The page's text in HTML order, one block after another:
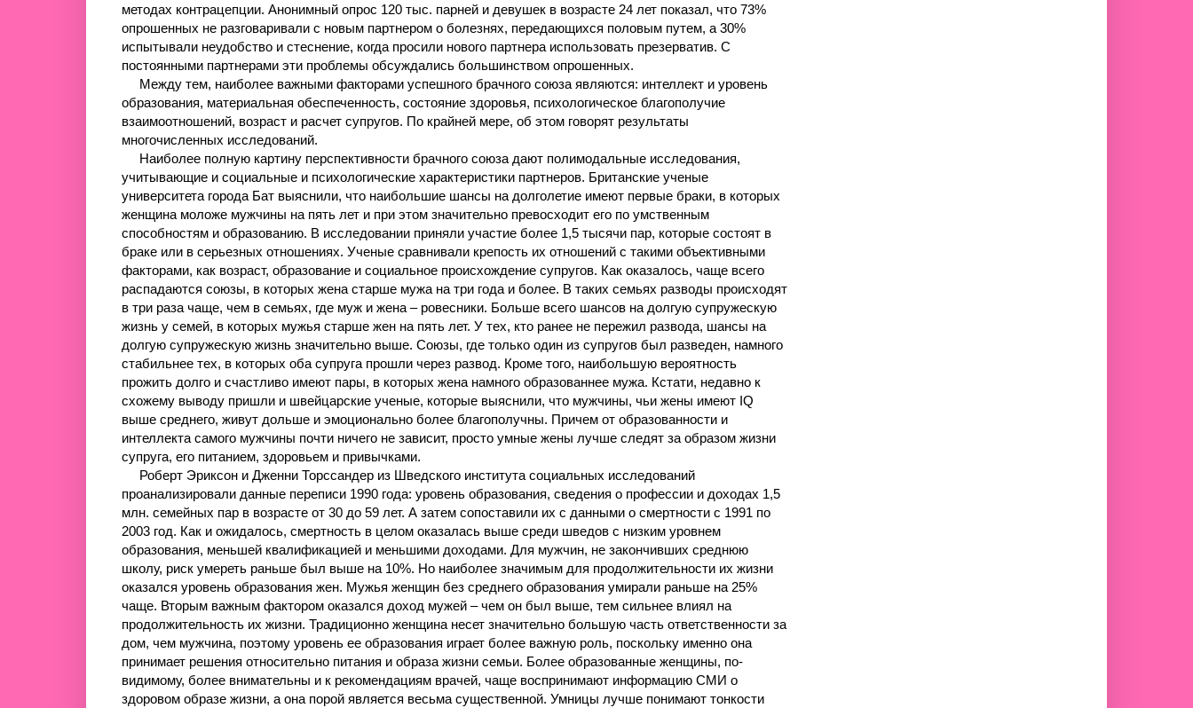
методах контрацепции. Анонимный опрос 120 тыс. парней и девушек в возрасте 24 лет показал, что 73%
опрошенных не разговаривали с новым партнером о болезнях, передающихся половым путем, а 30%
испытывали неудобство и стеснение, когда просили нового партнера использовать презерватив. С
постоянными партнерами эти проблемы обсуждались большинством опрошенных.
Между тем, наиболее важными факторами успешного брачного союза являются: интеллект и уровень
образования, материальная обеспеченность, состояние здоровья, психологическое благополучие
взаимоотношений, возраст и расчет супругов. По крайней мере, об этом говорят результаты
многочисленных исследований.
Наиболее полную картину перспективности брачного союза дают полимодальные исследования,
учитывающие и социальные и психологические характеристики партнеров. Британские ученые
университета города Бат выяснили, что наибольшие шансы на долголетие имеют первые браки, в которых
женщина моложе мужчины на пять лет и при этом значительно превосходит его по умственным
способностям и образованию. В исследовании приняли участие более 1,5 тысячи пар, которые состоят в
браке или в серьезных отношениях. Ученые сравнивали крепость их отношений с такими объективными
факторами, как возраст, образование и социальное происхождение супругов. Как оказалось, чаще всего
распадаются союзы, в которых жена старше мужа на три года и более. В таких семьях разводы происходят
в три раза чаще, чем в семьях, где муж и жена – ровесники. Больше всего шансов на долгую супружескую
жизнь у семей, в которых мужья старше жен на пять лет. У тех, кто ранее не пережил развода, шансы на
долгую супружескую жизнь значительно выше. Союзы, где только один из супругов был разведен, намного
стабильнее тех, в которых оба супруга прошли через развод. Кроме того, наибольшую вероятность
прожить долго и счастливо имеют пары, в которых жена намного образованнее мужа. Кстати, недавно к
схожему выводу пришли и швейцарские ученые, которые выяснили, что мужчины, чьи жены имеют IQ
выше среднего, живут дольше и эмоционально более благополучны. Причем от образованности и
интеллекта самого мужчины почти ничего не зависит, просто умные жены лучше следят за образом жизни
супруга, его питанием, здоровьем и привычками.
Роберт Эриксон и Дженни Торссандер из Шведского института социальных исследований
проанализировали данные переписи 1990 года: уровень образования, сведения о профессии и доходах 1,5
млн. семейных пар в возрасте от 30 до 59 лет. А затем сопоставили их с данными о смертности с 1991 по
2003 год. Как и ожидалось, смертность в целом оказалась выше среди шведов с низким уровнем
образования, меньшей квалификацией и меньшими доходами. Для мужчин, не закончивших среднюю
школу, риск умереть раньше был выше на 10%. Но наиболее значимым для продолжительности их жизни
оказался уровень образования жен. Мужья женщин без среднего образования умирали раньше на 25%
чаще. Вторым важным фактором оказался доход мужей – чем он был выше, тем сильнее влиял на
продолжительность их жизни. Традиционно женщина несет значительно большую часть ответственности за
дом, чем мужчина, поэтому уровень ее образования играет более важную роль, поскольку именно она
принимает решения относительно питания и образа жизни семьи. Более образованные женщины, по-
видимому, более внимательны и к рекомендациям врачей, чаще воспринимают информацию СМИ о
здоровом образе жизни, а она порой является весьма существенной. Умницы лучше понимают тонкости